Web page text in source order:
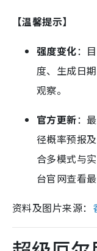
【温馨提示】
强度变化：
度、生成日
观察。
官方更新：
径概率预报
合多模式与
台官网查看最
资料及图片来源：